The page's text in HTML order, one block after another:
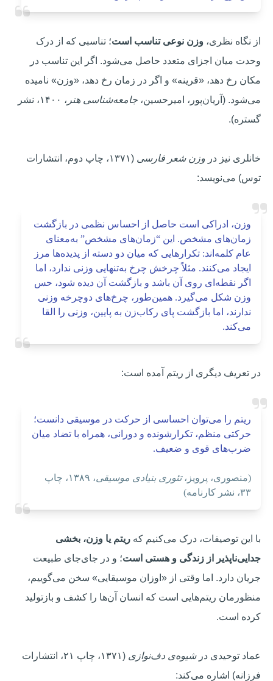
از نگاه نظری، وزن نوعی تناسب است؛ تناسبی که از درک
وحدت میان اجزای متعدد حاصل می‌شود. اگر این تناسب در
مکان رخ دهد، «قرینه» و اگر در زمان رخ دهد، «وزن» نامیده
می‌شود. (آریان‌پور، امیرحسین، جامعه‌شناسی هنر
، ۱۴۰۰، نشر
گستره).
خانلری نیز در وزن شعر فارسی
(۱۳۷۱، چاپ دوم، انتشارات
توس) می‌نویسد:
وزن، ادراکی است حاصل از احساس نظمی در بازگشت
زمان‌های مشخص. این “زمان‌های مشخص” به‌معنای
عام کلمه‌اند: تکرارهایی که میان دو دسته از پدیده‌ها مرز
ایجاد می‌کنند. مثلاً چرخش چرخ به‌تنهایی وزنی ندارد، اما
اگر نقطه‌ای روی آن باشد و بازگشت آن دیده شود، حس
وزن شکل می‌گیرد. همین‌طور، چرخ‌های دوچرخه وزنی
ندارند، اما بازگشت پای رکاب‌زن به پایین، وزنی را القا
می‌کند.
در تعریف دیگری از ریتم آمده است:
ریتم را می‌توان احساسی از حرکت در موسیقی دانست؛
حرکتی منظم، تکرارشونده و دورانی، همراه با تضاد میان
ضرب‌های قوی و ضعیف.
(منصوری، پرویز،تئوری بنیادی موسیقی
، ۱۳۸۹، چاپ
۳۳، نشر کارنامه)
با این توصیفات، درک می‌کنیم که ریتم یا وزن، بخشی
جدایی‌ناپذیر از زندگی و هستی است؛ و در جای‌جای طبیعت
جریان دارد. اما وقتی از «اوزان موسیقایی» سخن می‌گوییم،
منظورمان ریتم‌هایی است که انسان آن‌ها را کشف و بازتولید
کرده است.
عماد توحیدی درشیوه‌ی دف‌نوازی
(۱۳۷۱، چاپ ۲۱، انتشارات
فرزانه) اشاره می‌کند: